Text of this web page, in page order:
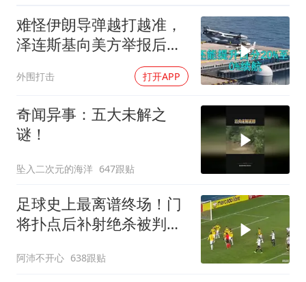
难怪伊朗导弹越打越准，
泽连斯基向美方举报后，
外围打击 打开APP
奇闻异事：五大未解之
谜！
坠入二次元的海洋 647跟贴
足球史上最离谱终场！门
将扑点后补射绝杀被判无
阿沛不开心 638跟贴